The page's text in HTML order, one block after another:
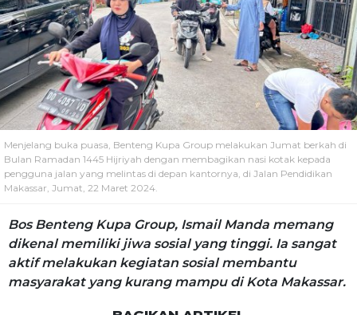
Menjelang buka puasa, Benteng Kupa Group melakukan Jumat berkah di
Bulan Ramadan 1445 Hijriyah dengan membagikan nasi kotak kepada
pengguna jalan yang melintas di depan kantornya, di Jalan Pendidikan
Makassar, Jumat, 22 Maret 2024.
Bos Benteng Kupa Group, Ismail Manda memang
dikenal memiliki jiwa sosial yang tinggi. Ia sangat
aktif melakukan kegiatan sosial membantu
masyarakat yang kurang mampu di Kota Makassar.